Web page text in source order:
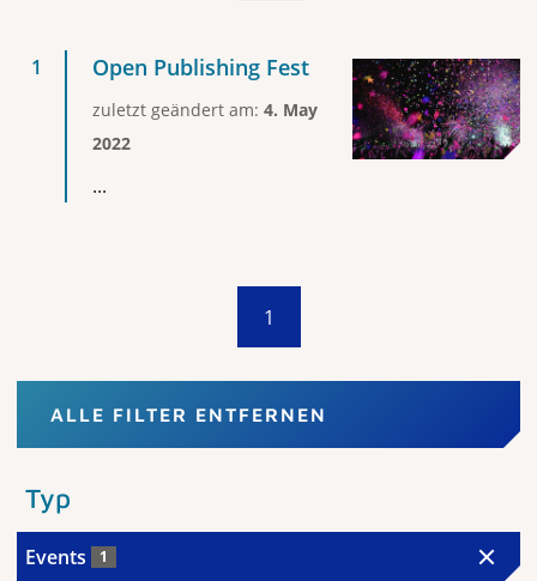
Open Publishing Fest
zuletzt geändert am: 4. May
2022
...
1
ALLE FILTER ENTFERNEN
Typ
Events 1